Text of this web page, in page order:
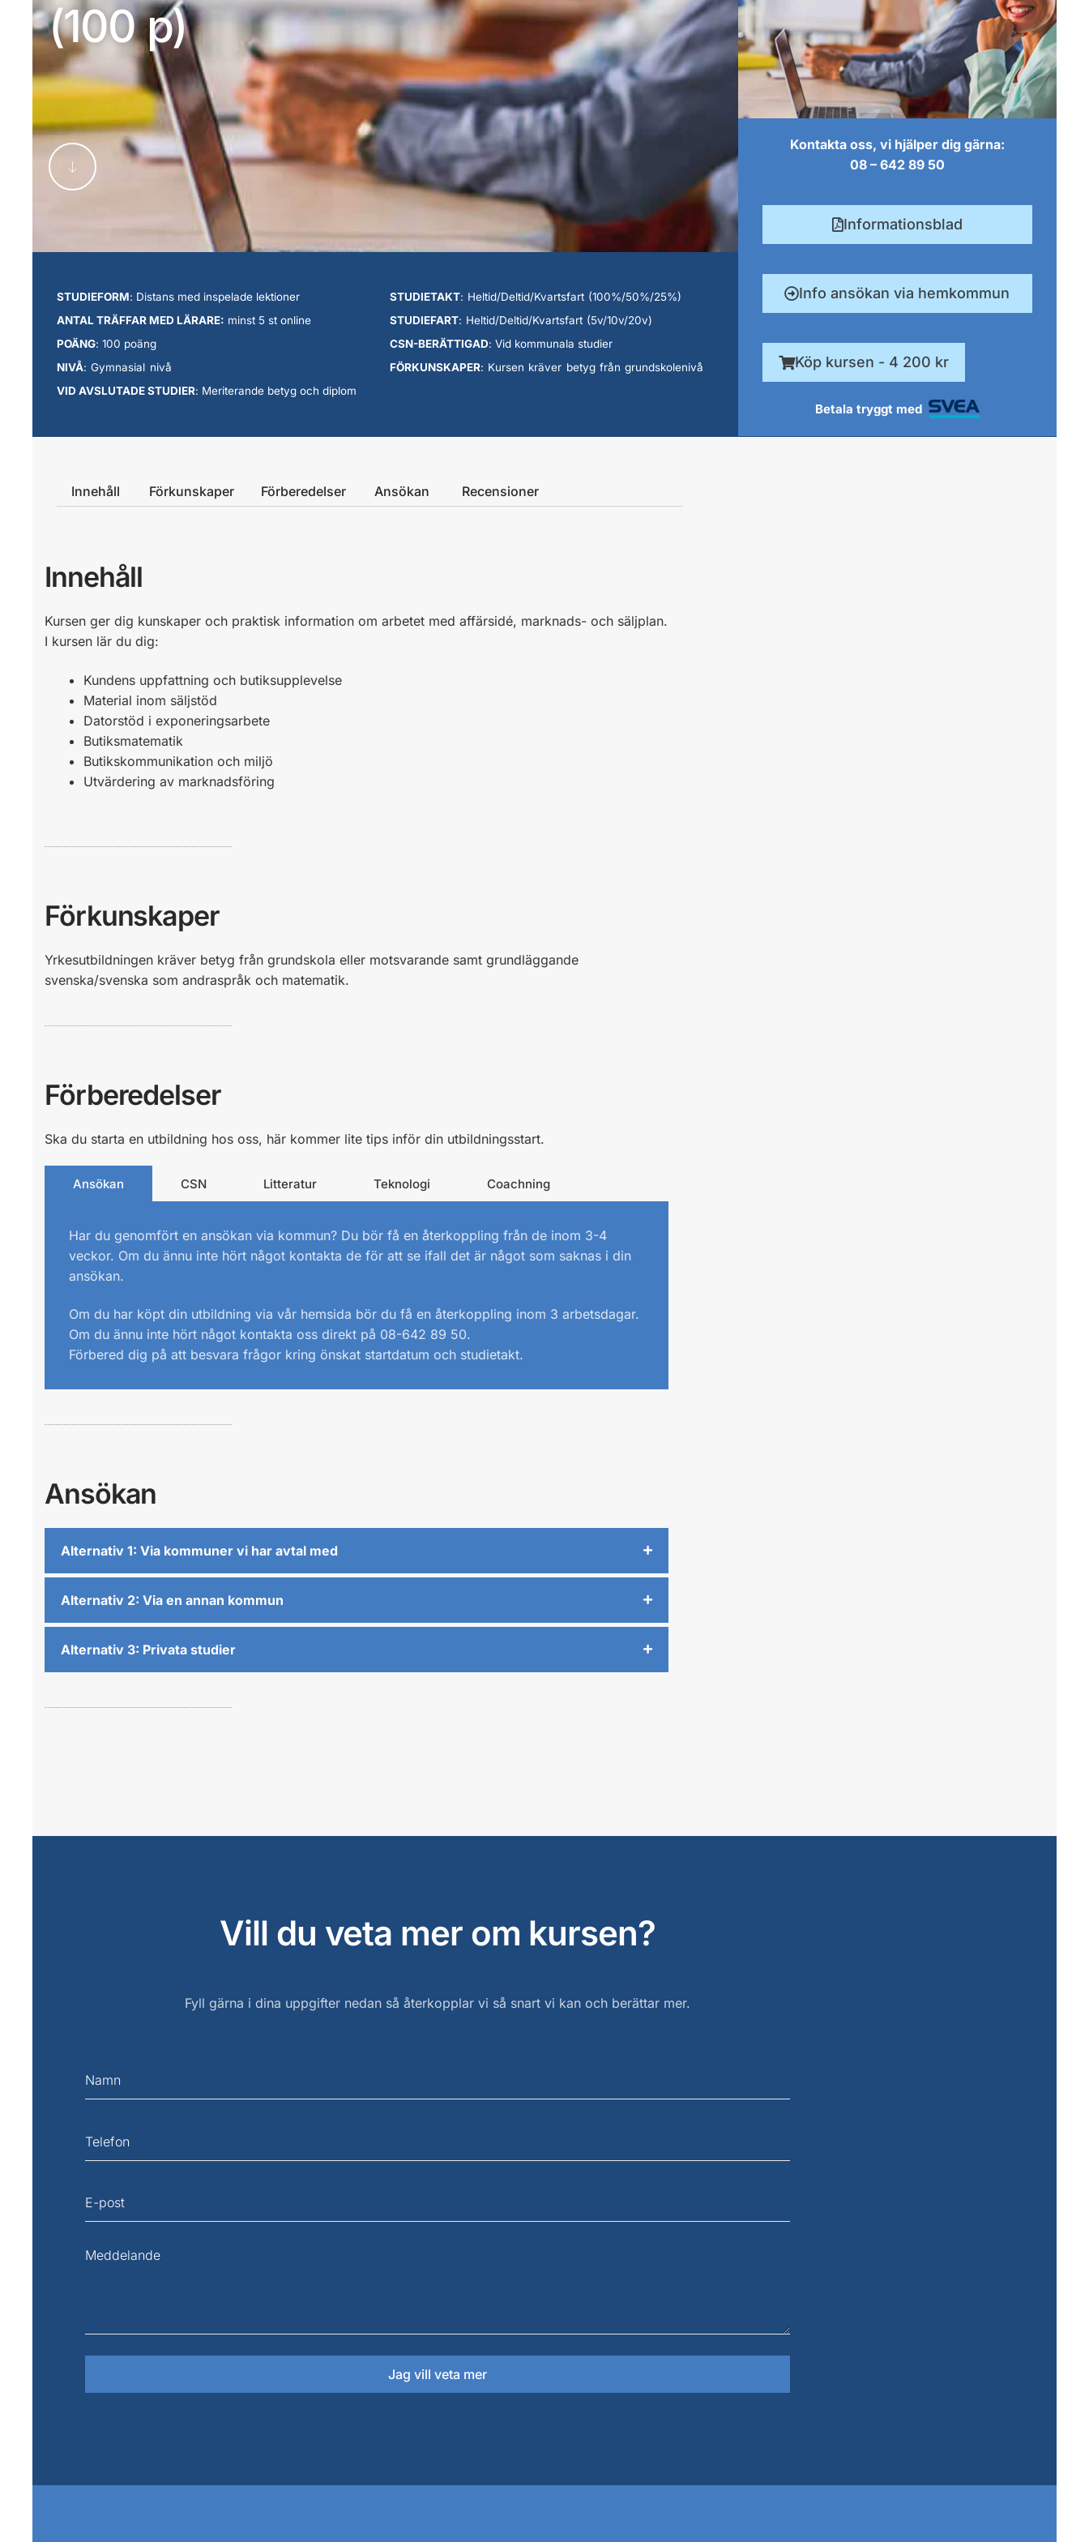
(100 p)
STUDIEFORM: Distans med inspelade lektioner
ANTAL TRÄFFAR MED LÄRARE: minst 5 st online
POÄNG: 100 poäng
NIVÅ: Gymnasial nivå
VID AVSLUTADE STUDIER: Meriterande betyg och diplom
STUDIETAKT: Heltid/Deltid/Kvartsfart (100%/50%/25%)
STUDIEFART: Heltid/Deltid/Kvartsfart (5v/10v/20v)
CSN-BERÄTTIGAD: Vid kommunala studier
FÖRKUNSKAPER: Kursen kräver betyg från grundskolenivå
Kontakta oss, vi hjälper dig gärna:
08 – 642 89 50
Informationsblad
Info ansökan via hemkommun
Köp kursen - 4 200 kr
Betala tryggt med
Innehåll Förkunskaper Förberedelser Ansökan Recensioner
Innehåll
Kursen ger dig kunskaper och praktisk information om arbetet med affärsidé, marknads- och säljplan.
I kursen lär du dig:
Kundens uppfattning och butiksupplevelse
Material inom säljstöd
Datorstöd i exponeringsarbete
Butiksmatematik
Butikskommunikation och miljö
Utvärdering av marknadsföring
Förkunskaper
Yrkesutbildningen kräver betyg från grundskola eller motsvarande samt grundläggande
svenska/svenska som andraspråk och matematik.
Förberedelser
Ska du starta en utbildning hos oss, här kommer lite tips inför din utbildningsstart.
Ansökan CSN Litteratur Teknologi Coachning
Har du genomfört en ansökan via kommun? Du bör få en återkoppling från de inom 3-4
veckor. Om du ännu inte hört något kontakta de för att se ifall det är något som saknas i din
ansökan.
Om du har köpt din utbildning via vår hemsida bör du få en återkoppling inom 3 arbetsdagar.
Om du ännu inte hört något kontakta oss direkt på 08-642 89 50.
Förbered dig på att besvara frågor kring önskat startdatum och studietakt.
Ansökan
Alternativ 1: Via kommuner vi har avtal med
Alternativ 2: Via en annan kommun
Alternativ 3: Privata studier
Vill du veta mer om kursen?
Fyll gärna i dina uppgifter nedan så återkopplar vi så snart vi kan och berättar mer.